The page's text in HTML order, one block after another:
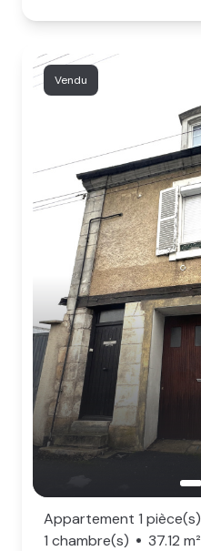
Vendu
Appartement 1 pièce(s)
1 chambre(s)
37.12 m²